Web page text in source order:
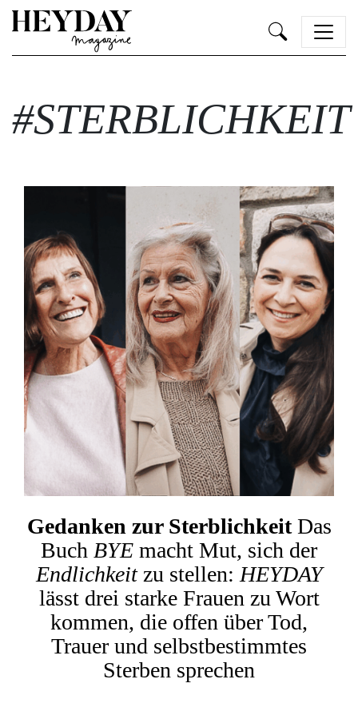
#STERBLICHKEIT
Gedanken zur SterblichkeitDas
Buch BYE macht Mut, sich der
Endlichkeitzu stellen: HEYDAY
lässt drei starke Frauen zu Wort
kommen, die offen über Tod,
Trauer und selbstbestimmtes
Sterben sprechen